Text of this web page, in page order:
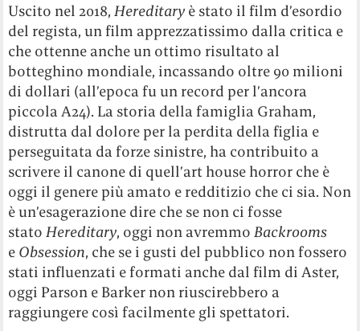
Uscito nel 2018,Hereditary è stato il film d’esordio
del regista, un film apprezzatissimo dalla critica e
che ottenne anche un ottimo risultato al
botteghino mondiale, incassando oltre 90 milioni
di dollari (all’epoca fu un record per l’ancora
piccola A24). La storia della famiglia Graham,
distrutta dal dolore per la perdita della figlia e
perseguitata da forze sinistre, ha contribuito a
scrivere il canone di quell’art house horror che è
oggi il genere più amato e redditizio che ci sia. Non
è un’esagerazione dire che se non ci fosse
statoHereditary, oggi non avremmoBackrooms
e Obsession, che se i gusti del pubblico non fossero
stati influenzati e formati anche dal film di Aster,
oggi Parson e Barker non riuscirebbero a
raggiungere così facilmente gli spettatori.